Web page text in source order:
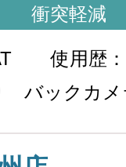
衝突軽減
使用歴
バックカメ